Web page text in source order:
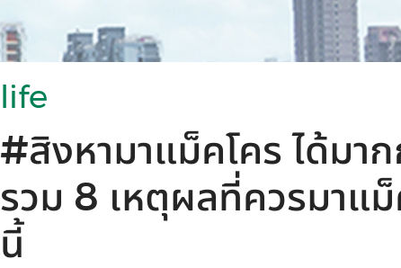
life
#สิงหามาแม็คโคร ได้มาก
รวม 8 เหตุผลที่ควรมาแ
นี้